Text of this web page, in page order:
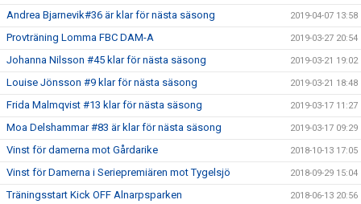
Andrea Bjarnevik#36 är klar för nästa säsong 2019-04-07 13:58
Provträning Lomma FBC DAM-A 2019-03-27 20:54
Johanna Nilsson #45 klar för nästa säsong 2019-03-21 19:02
Louise Jönsson #9 klar för nästa säsong 2019-03-21 18:48
Frida Malmqvist #13 klar för nästa säsong 2019-03-17 11:27
Moa Delshammar #83 är klar för nästa säsong 2019-03-17 09:29
Vinst för damerna mot Gårdarike 2018-10-13 17:05
Vinst för Damerna i Seriepremiären mot Tygelsjö 2018-09-29 15:04
Träningsstart Kick OFF Alnarpsparken 2018-06-13 20:56